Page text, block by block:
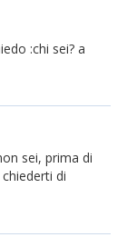
:chi sei? a
sei, prima di
di